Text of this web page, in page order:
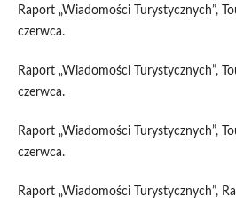
Raport „Wiadomości Turystycznych”,
czerwca.
Raport „Wiadomości Turystycznych”,
czerwca.
Raport „Wiadomości Turystycznych”,
czerwca.
Raport „Wiadomości Turystycznych”,